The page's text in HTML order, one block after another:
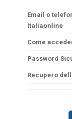
Email o
Italiaonline
Come
Password
Recupero